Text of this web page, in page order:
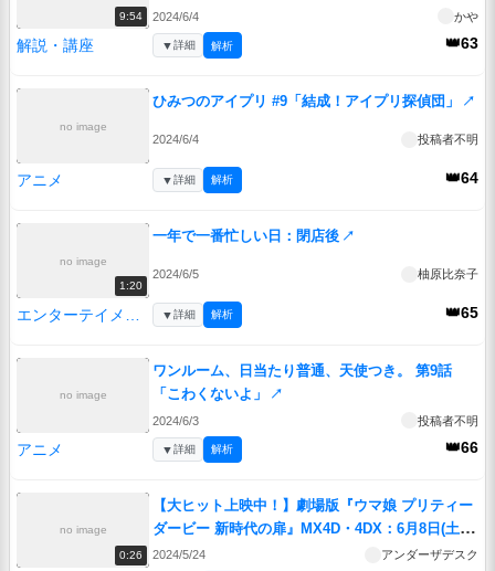
9:54 2024/6/4 かや
解説・講座 👑63
▼詳細 解析
no image
ひみつのアイプリ #9「結成！アイプリ探偵団」 ↗
2024/6/4 投稿者不明
アニメ 👑64
▼詳細 解析
no image
1:20
一年で一番忙しい日：閉店後 ↗
2024/6/5 柚原比奈子
👑65
▼詳細 解析
no image
ワンルーム、日当たり普通、天使つき。 第9話
「こわくないよ」
↗
2024/6/3 投稿者不明
アニメ 👑66
▼詳細 解析
no image
0:26
【大ヒット上映中！】劇場版『ウマ娘 プリティー
ダービー 新時代の扉』MX4D・4DX：6月8日(土)
～上映決定！
2024/5/24 アンダーザデスク